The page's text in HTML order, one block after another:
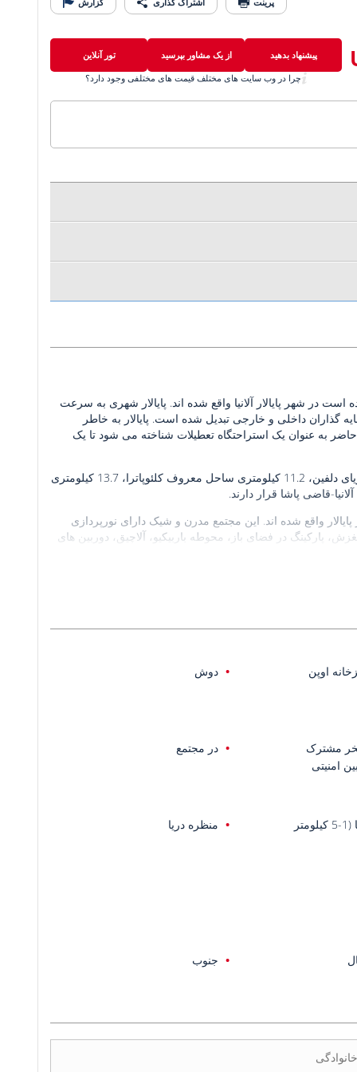
پیشنهاد بدهید از یک مشاور بپرسید
تور آنلاین
چرا در وب سایت های مختلف قیمت های مختلفی وجود دارد؟
در شهر پایالار آلانیا واقع شده اند. پایالار شهری به سرعت
داخلی و خارجی تبدیل شده است. پایالار به خاطر
به عنوان یک استراحتگاه تعطیلات شناخته می شود تا یک
آپارتمان های نوساز برای فروش در 1.8 کیلومتری دریا، 6 کیلومتری پارک دریای دلفین، 11.2 کیلومتری ساحل معروف کلئوپاترا، 13.7 کیلومتری
واقع شده اند. این مجتمع مدرن و شیک دارای نورپردازی
پارکینگ در فضای باز، محوطه باربیکیو، آلاچیق، دوربین های
اوپن دوش
مشترک
در مجتمع
امنیتی
منظره دریا
جنوب